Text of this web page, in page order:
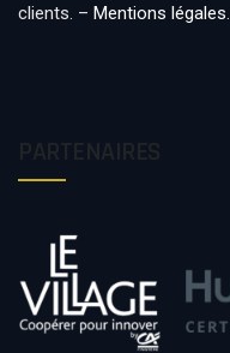
clients. – Mentions légales.